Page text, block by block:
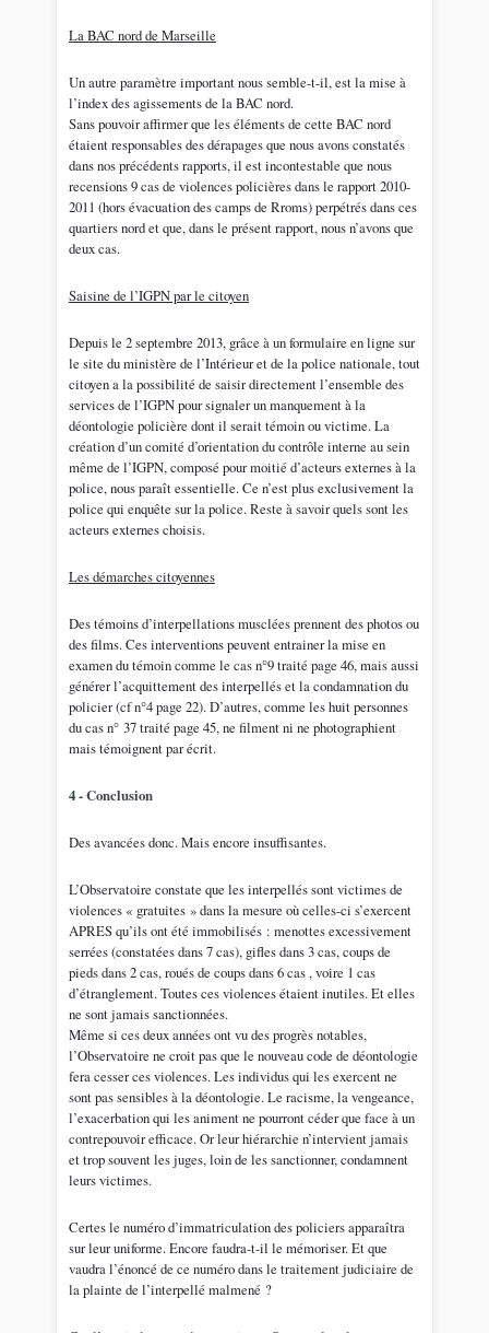
La BAC nord de Marseille
Un autre paramètre important nous semble-t-il, est la mise à
l’index des agissements de la BAC nord.
Sans pouvoir affirmer que les éléments de cette BAC nord
étaient responsables des dérapages que nous avons constatés
dans nos précédents rapports, il est incontestable que nous
recensions 9 cas de violences policières dans le rapport 2010-
2011 (hors évacuation des camps de Rroms) perpétrés dans ces
quartiers nord et que, dans le présent rapport, nous n’avons que
deux cas.
Saisine de l’IGPN par le citoyen
Depuis le 2 septembre 2013, grâce à un formulaire en ligne sur
le site du ministère de l’Intérieur et de la police nationale, tout
citoyen a la possibilité de saisir directement l’ensemble des
services de l’IGPN pour signaler un manquement à la
déontologie policière dont il serait témoin ou victime. La
création d’un comité d’orientation du contrôle interne au sein
même de l’IGPN, composé pour moitié d’acteurs externes à la
police, nous paraît essentielle. Ce n’est plus exclusivement la
police qui enquête sur la police. Reste à savoir quels sont les
acteurs externes choisis.
Les démarches citoyennes
Des témoins d’interpellations musclées prennent des photos ou
des films. Ces interventions peuvent entrainer la mise en
examen du témoin comme le cas n°9 traité page 46, mais aussi
générer l’acquittement des interpellés et la condamnation du
policier (cf n°4 page 22). D’autres, comme les huit personnes
du cas n° 37 traité page 45, ne filment ni ne photographient
mais témoignent par écrit.
4 - Conclusion
Des avancées donc. Mais encore insuffisantes.
L’Observatoire constate que les interpellés sont victimes de
violences « gratuites » dans la mesure où celles-ci s’exercent
APRES qu’ils ont été immobilisés : menottes excessivement
serrées (constatées dans 7 cas), gifles dans 3 cas, coups de
pieds dans 2 cas, roués de coups dans 6 cas , voire 1 cas
d’étranglement. Toutes ces violences étaient inutiles. Et elles
ne sont jamais sanctionnées.
Même si ces deux années ont vu des progrès notables,
l’Observatoire ne croit pas que le nouveau code de déontologie
fera cesser ces violences. Les individus qui les exercent ne
sont pas sensibles à la déontologie. Le racisme, la vengeance,
l’exacerbation qui les animent ne pourront céder que face à un
contrepouvoir efficace. Or leur hiérarchie n’intervient jamais
et trop souvent les juges, loin de les sanctionner, condamnent
leurs victimes.
Certes le numéro d’immatriculation des policiers apparaîtra
sur leur uniforme. Encore faudra-t-il le mémoriser. Et que
vaudra l’énoncé de ce numéro dans le traitement judiciaire de
la plainte de l’interpellé malmené ?